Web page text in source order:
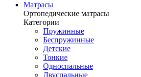
Матрасы
Ортопедические матрасы
Категории
Пружинные
Беспружинные
Детские
Тонкие
Односпальные
Двуспальные